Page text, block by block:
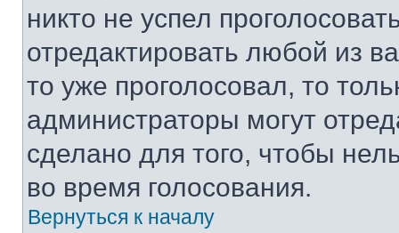
никто не успел
отредактировать любой из
то уже проголосовал, то
администраторы могут
сделано для того, чтобы
во время голосования.
Вернуться к началу